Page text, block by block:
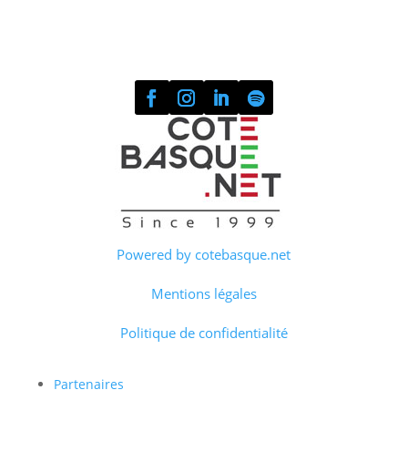
Powered by cotebasque.net
Mentions légales
Politique de confidentialité
Partenaires